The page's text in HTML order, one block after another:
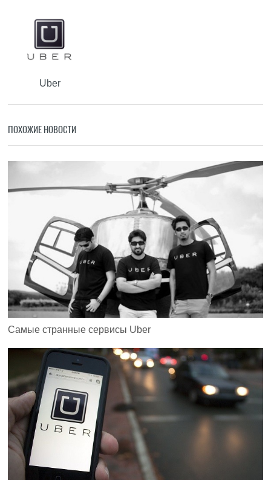
Uber
ПОХОЖИЕ НОВОСТИ
Самые странные сервисы Uber